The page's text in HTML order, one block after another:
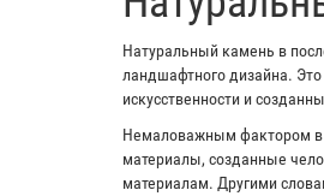
Натуральный камень в
ландшафтного дизайна.
искусственности и
Немаловажным фактором в
материалы, созданные
материалам. Другими